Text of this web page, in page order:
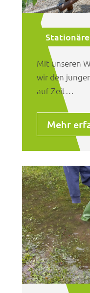
Mit unseren
wir den
auf Zeit…
Mehr